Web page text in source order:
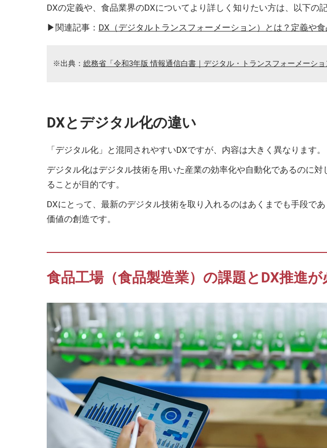
DXの定義や、食品業界のDXについてより詳しく知りたい方は、以下の
▶関連記事： DX（デジタルトランスフォーメーション）とは？定義や
※出典： 総務省「令和3年版 情報通信白書｜デジタル・トランスフォーメーショ
DXとデジタル化の違い
「デジタル化」と混同されやすいDXですが、内容は大きく異なります。
デジタル化はデジタル技術を用いた産業の効率化や自動化であるのに
ることが目的です。
DXにとって、最新のデジタル技術を取り入れるのはあくまでも手段で
価値の創造です。
食品工場（食品製造業）の課題とDX推進